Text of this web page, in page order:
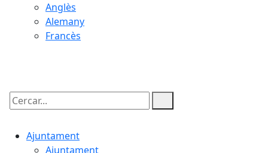
Anglès
Alemany
Francès
Cercar:
Ajuntament
Ajuntament